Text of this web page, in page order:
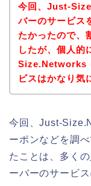
今回、Just-
バーのサービス
たかったので、
したが、個人的
Size.Networks
ビスはかなり気
今回、Just-
ーポンなどを調
たことは、多く
ーバーのサービ